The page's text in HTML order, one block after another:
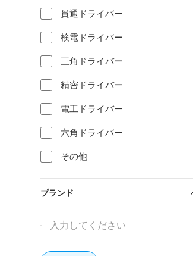
貫通ドライバー
検電ドライバー
三角ドライバー
精密ドライバー
電工ドライバー
六角ドライバー
その他
ブランド